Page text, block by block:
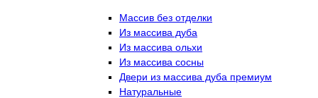
Массив без отделки
Из массива дуба
Из массива ольхи
Из массива сосны
Двери из массива дуба премиум
Натуральные